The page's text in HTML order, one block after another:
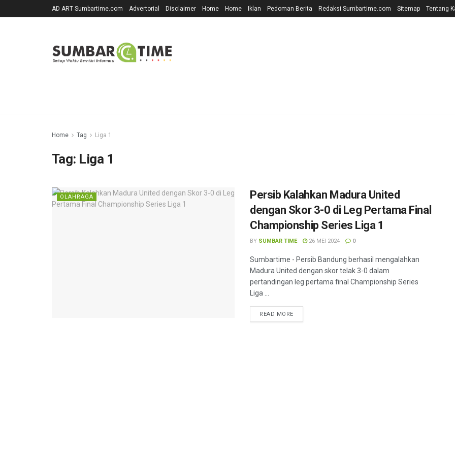
AD ART Sumbartime.com Advertorial Disclaimer Home Home Iklan Pedoman Berita Redaksi Sumbartime.com Sitemap Tentang
Home Tag Liga 1
Tag: Liga 1
OLAHRAGA
Persib Kalahkan Madura United
dengan Skor 3-0 di Leg Pertama Final
Championship Series Liga 1
BY SUMBAR TIME 26 MEI 2024 0
Sumbartime - Persib Bandung berhasil mengalahkan
Madura United dengan skor telak 3-0 dalam
pertandingan leg pertama final Championship Series
Liga ...
READ MORE